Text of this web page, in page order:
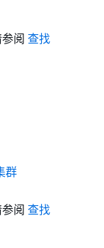
阅 查找
群
阅 查找